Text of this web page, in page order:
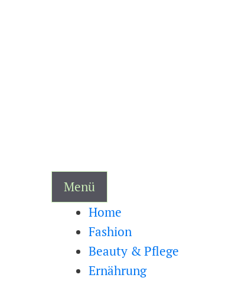
Menü
Home
Fashion
Beauty & Pflege
Ernährung